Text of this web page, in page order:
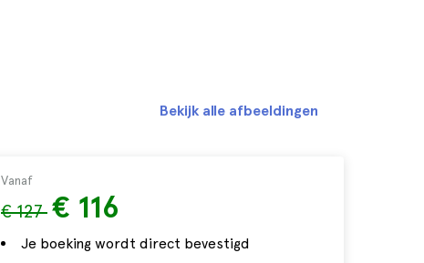
Vanaf
€ 127 € 116
Je boeking wordt direct bevestigd
Bekijk alle afbeeldingen